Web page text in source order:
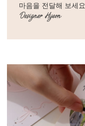
마음을 전달해 보세요.